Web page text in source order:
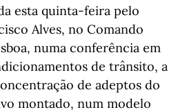
esta quinta-feira pelo
Alves, no Comando
numa conferência em
de trânsito, a
de adeptos do
montado, num modelo